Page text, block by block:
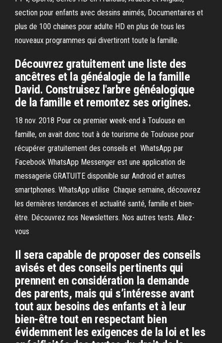
section pour enfants avec dessins animés, Documentaires et
plus de 100 chaines pour adulte HD en plus de tous les
nouveaux programmes qui divertiront toute la famille.
Découvrez gratuitement une liste des
ancêtres et la généalogie de la famille
David. Construisez l'arbre généalogique
de la famille et remontez ses origines.
18 nov. 2018 Pour ce premier week-end à Toulouse en
famille, on avait donc tout à de tourisme de Toulouse pour
récupérer gratuitement des conseils et WhatsApp par
Facebook WhatsApp Messenger est une application de
messagerie GRATUITE disponible sur Android et autres
smartphones. WhatsApp utilise Chaque semaine, découvrez
les dernières tendances et actualité santé, famille et bien-
être. Découvrez nos Newsletters. Nos autres tests. Allez-
vous
Il sera capable de proposer des conseils
avisés et des conseils pertinents qui
prennent en considération la demande
des parents, mais qui s’intéresse avant
tout aux besoins des enfants et à leur
bien-être tout en respectant bien
évidemment les exigences de la loi et les